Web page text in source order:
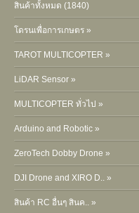
สินค้าทั้งหมด (1840)
โดรนเพื่อการเกษตร »
TAROT MULTICOPTER »
LiDAR Sensor »
MULTICOPTER ทั่วไป »
Arduino and Robotic »
ZeroTech Dobby Drone »
DJI Drone and XIRO D.. »
สินค้า RC อื่นๆ สินค.. »